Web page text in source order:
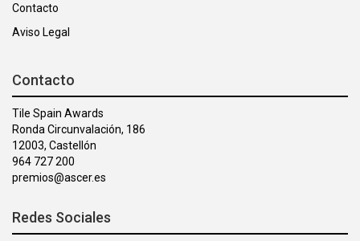
Contacto
Aviso Legal
Contacto
Tile Spain Awards
Ronda Circunvalación, 186
12003, Castellón
964 727 200
premios@ascer.es
Redes Sociales